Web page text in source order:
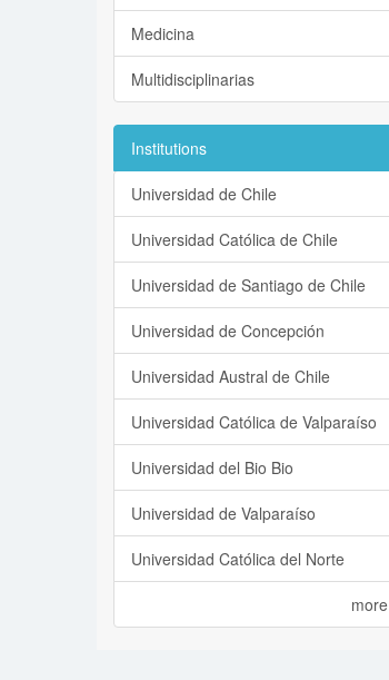
Medicina
Multidisciplinarias
Institutions
Universidad de Chile
Universidad Católica de Chile
Universidad de Santiago de Chile
Universidad de Concepción
Universidad Austral de Chile
Universidad Católica de Valparaíso
Universidad del Bio Bio
Universidad de Valparaíso
Universidad Católica del Norte
more